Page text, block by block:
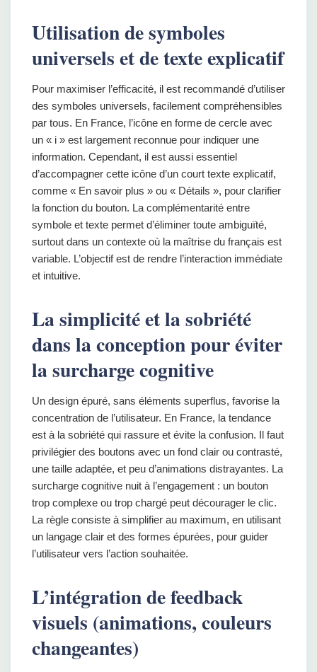
Utilisation de symboles
universels et de texte explicatif
Pour maximiser l’efficacité, il est recommandé d’utiliser
des symboles universels, facilement compréhensibles
par tous. En France, l’icône en forme de cercle avec
un « i » est largement reconnue pour indiquer une
information. Cependant, il est aussi essentiel
d’accompagner cette icône d’un court texte explicatif,
comme « En savoir plus » ou « Détails », pour clarifier
la fonction du bouton. La complémentarité entre
symbole et texte permet d’éliminer toute ambiguïté,
surtout dans un contexte où la maîtrise du français est
variable. L’objectif est de rendre l’interaction immédiate
et intuitive.
La simplicité et la sobriété
dans la conception pour éviter
la surcharge cognitive
Un design épuré, sans éléments superflus, favorise la
concentration de l’utilisateur. En France, la tendance
est à la sobriété qui rassure et évite la confusion. Il faut
privilégier des boutons avec un fond clair ou contrasté,
une taille adaptée, et peu d’animations distrayantes. La
surcharge cognitive nuit à l’engagement : un bouton
trop complexe ou trop chargé peut décourager le clic.
La règle consiste à simplifier au maximum, en utilisant
un langage clair et des formes épurées, pour guider
l’utilisateur vers l’action souhaitée.
L’intégration de feedback
visuels (animations, couleurs
changeantes)